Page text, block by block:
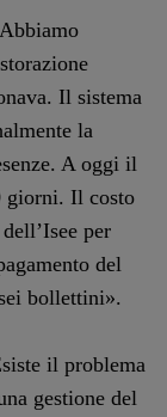
Il sistema
la
A oggi il
giorni. Il costo
per
del
bollettini».
il problema
gestione del